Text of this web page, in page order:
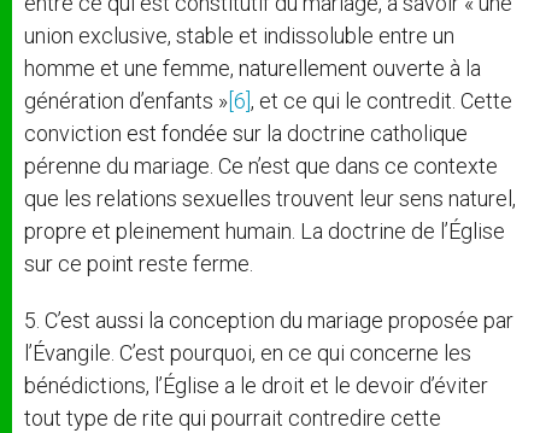
union exclusive, stable et indissoluble entre un
homme et une femme, naturellement ouverte à la
génération d’enfants » [6] , et ce qui le contredit. Cette
conviction est fondée sur la doctrine catholique
pérenne du mariage. Ce n’est que dans ce contexte
que les relations sexuelles trouvent leur sens naturel,
propre et pleinement humain. La doctrine de l’Église
sur ce point reste ferme.
5. C’est aussi la conception du mariage proposée par
l’Évangile. C’est pourquoi, en ce qui concerne les
bénédictions, l’Église a le droit et le devoir d’éviter
tout type de rite qui pourrait contredire cette